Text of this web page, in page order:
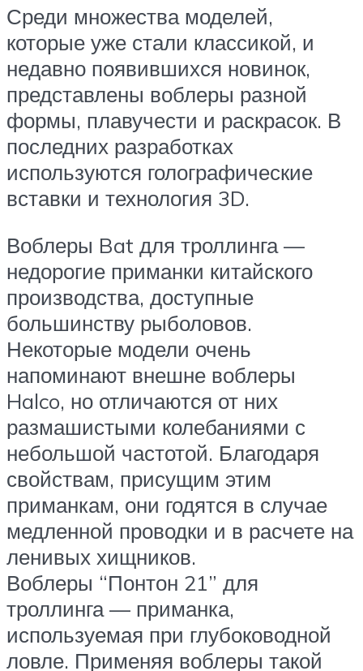
Среди множества моделей,
которые уже стали классикой, и
недавно появившихся новинок,
представлены воблеры разной
формы, плавучести и раскрасок. В
последних разработках
используются голографические
вставки и технология 3D.
Воблеры Bat для троллинга —
недорогие приманки китайского
производства, доступные
большинству рыболовов.
Некоторые модели очень
напоминают внешне воблеры
Halco, но отличаются от них
размашистыми колебаниями с
небольшой частотой. Благодаря
свойствам, присущим этим
приманкам, они годятся в случае
медленной проводки и в расчете на
ленивых хищников.
Воблеры “Понтон 21” для
троллинга — приманка,
используемая при глубоководной
ловле. Применяя воблеры такой